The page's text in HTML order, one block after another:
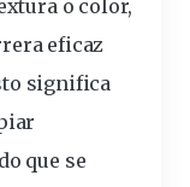
o color,
eficaz
significa
que se